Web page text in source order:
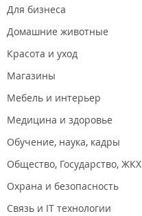
Для бизнеса
Домашние животные
Красота и уход
Магазины
Мебель и интерьер
Медицина и здоровье
Обучение, наука, кадры
Общество, Государство, ЖКХ
Охрана и безопасность
Связь и IT технологии